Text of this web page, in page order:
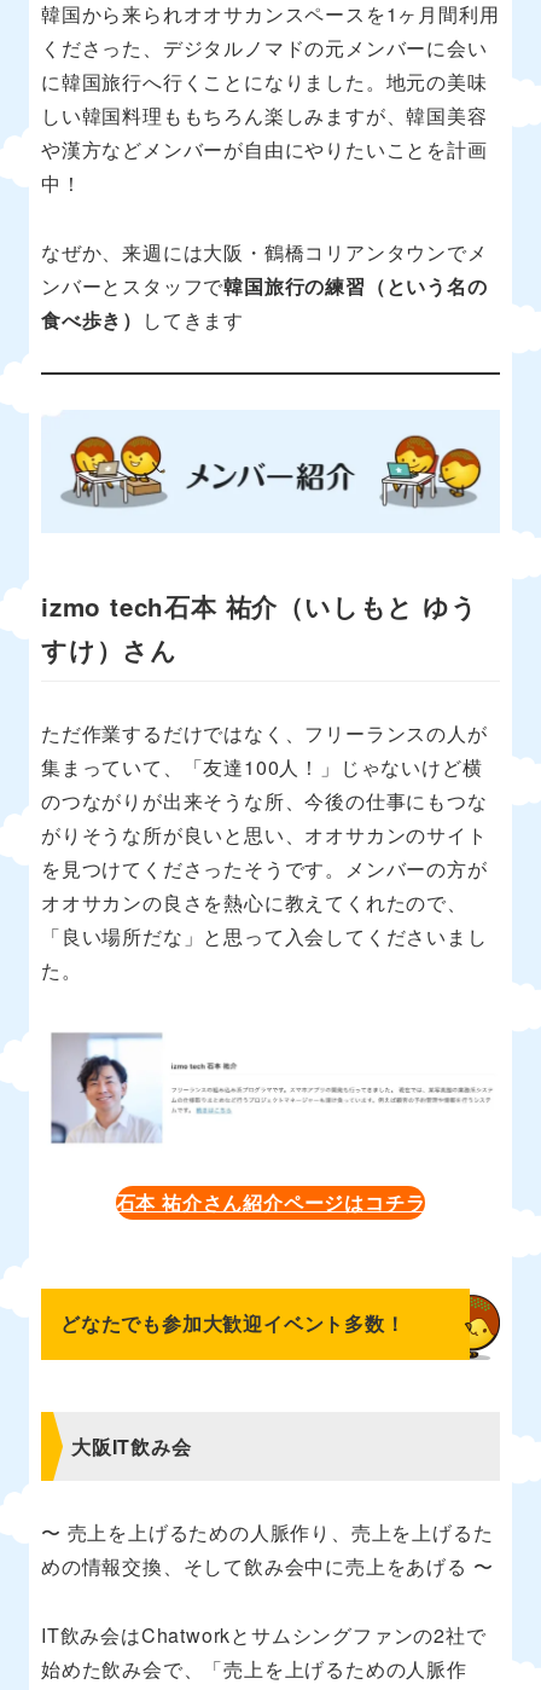
韓国から来られオオサカンスペースを1ヶ月間利用
くださった、デジタルノマドの元メンバーに会い
に韓国旅行へ行くことになりました。地元の美味
しい韓国料理ももちろん楽しみますが、韓国美容
や漢方などメンバーが自由にやりたいことを計画
中！
なぜか、来週には大阪・鶴橋コリアンタウンでメ
ンバーとスタッフで韓国旅行の練習（という名の
食べ歩き） してきます
izmo tech石本 祐介（いしもと ゆう
すけ）さん
ただ作業するだけではなく、フリーランスの人が
集まっていて、「友達100人！」じゃないけど横
のつながりが出来そうな所、今後の仕事にもつな
がりそうな所が良いと思い、オオサカンのサイト
を見つけてくださったそうです。メンバーの方が
オオサカンの良さを熱心に教えてくれたので、
「良い場所だな」と思って入会してくださいまし
た。
石本 祐介さん紹介ページはコチラ
どなたでも参加大歓迎イベント多数！
大阪IT飲み会
〜 売上を上げるための人脈作り、売上を上げるた
めの情報交換、そして飲み会中に売上をあげる 〜
IT飲み会はChatworkとサムシングファンの2社で
始めた飲み会で、「売上を上げるための人脈作